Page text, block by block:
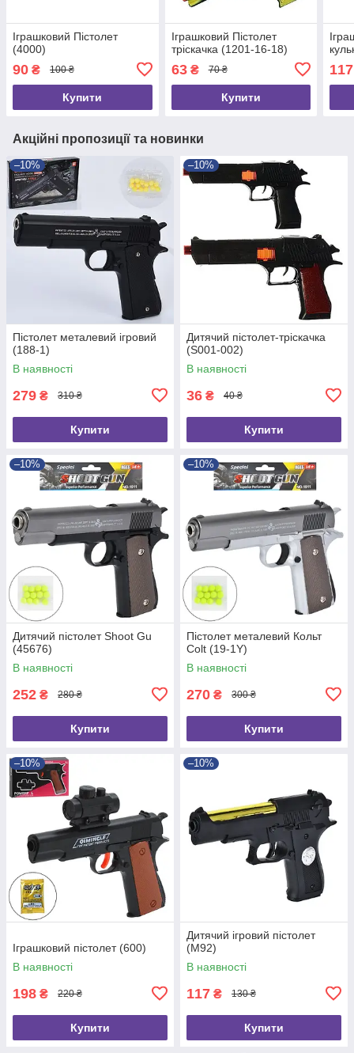
Іграшковий Пістолет
(4000)
90 ₴ 100 ₴
Купити
Іграшковий Пістолет
тріскачка (1201-16-18)
63₴ 70 ₴
Купити
117
Акційні пропозиції та новинки
–10%
Пістолет металевий ігровий
(188-1)
В наявності
279 ₴ 310 ₴
Купити
–10%
Дитячий пістолет-тріскачка
(S001-002)
В наявності
36 ₴ 40 ₴
Купити
–10%
Дитячий пістолет Shoot Gu
(45676)
В наявності
252 ₴ 280 ₴
Купити
–10%
Пістолет металевий Кольт
Colt (19-1Y)
В наявності
270 ₴ 300 ₴
Купити
–10%
Іграшковий пістолет (600)
В наявності
198 ₴ 220 ₴
Купити
–10%
Дитячий ігровий пістолет
(M92)
В наявності
117 ₴ 130 ₴
Купити